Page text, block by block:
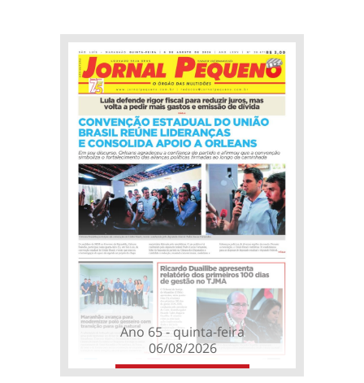
Ano 65 - quinta-feira
06/08/2026